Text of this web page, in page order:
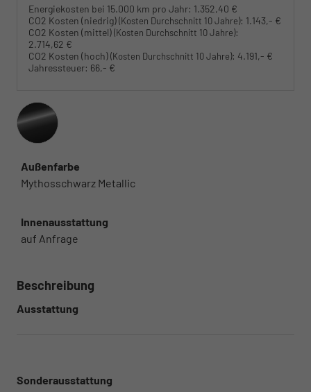
Energiekosten bei 15.000 km pro Jahr: 1.352,40 €
CO2 Kosten (niedrig)(Kosten Durchschnitt 10 Jahre): 1.143,- €
CO2 Kosten (mittel)(Kosten Durchschnitt 10 Jahre):
2.714,62 €
CO2 Kosten (hoch)(Kosten Durchschnitt 10 Jahre): 4.191,- €
Jahressteuer: 66,- €
Außenfarbe
Mythosschwarz Metallic
Innenausstattung
auf Anfrage
Beschreibung
Ausstattung
Sonderausstattung